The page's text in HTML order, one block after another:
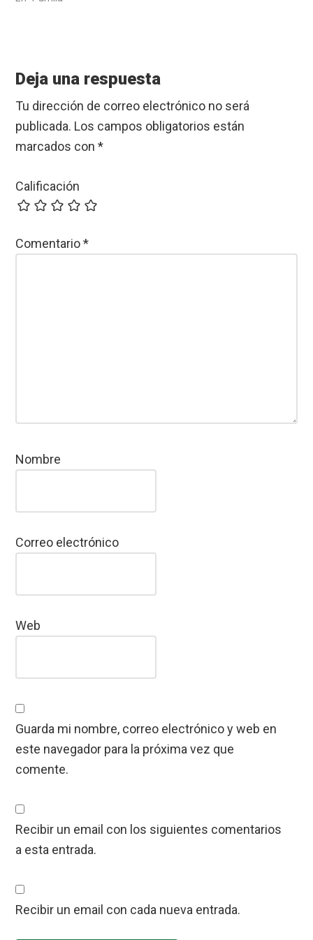
Interactions
Deja una respuesta
Tu dirección de correo electrónico no será
publicada. Los campos obligatorios están
marcados con*
Calificación
Comentario*
Nombre
Correo electrónico
Web
Guarda mi nombre, correo electrónico y web en
este navegador para la próxima vez que
comente.
Recibir un email con los siguientes comentarios
a esta entrada.
Recibir un email con cada nueva entrada.